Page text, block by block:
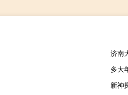
济南
多大
新神